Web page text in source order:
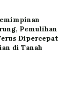
Pemulihan
Dipercepat
di Tanah